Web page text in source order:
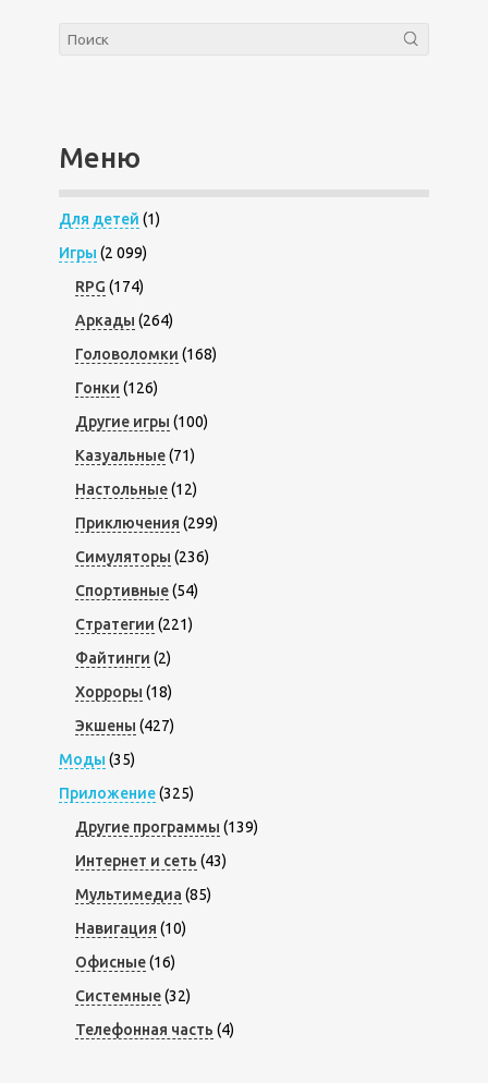
Меню
Для детей (1)
Игры (2 099)
RPG (174)
Аркады (264)
Головоломки (168)
Гонки (126)
Другие игры (100)
Казуальные(71)
Настольные(12)
Приключения (299)
Симуляторы (236)
Спортивные(54)
Стратегии (221)
Файтинги (2)
Хорроры (18)
Экшены (427)
Моды (35)
Приложение(325)
Другие программы (139)
Интернет и сеть (43)
Мультимедиа (85)
Навигация (10)
Офисные(16)
Системные(32)
Телефонная часть (4)